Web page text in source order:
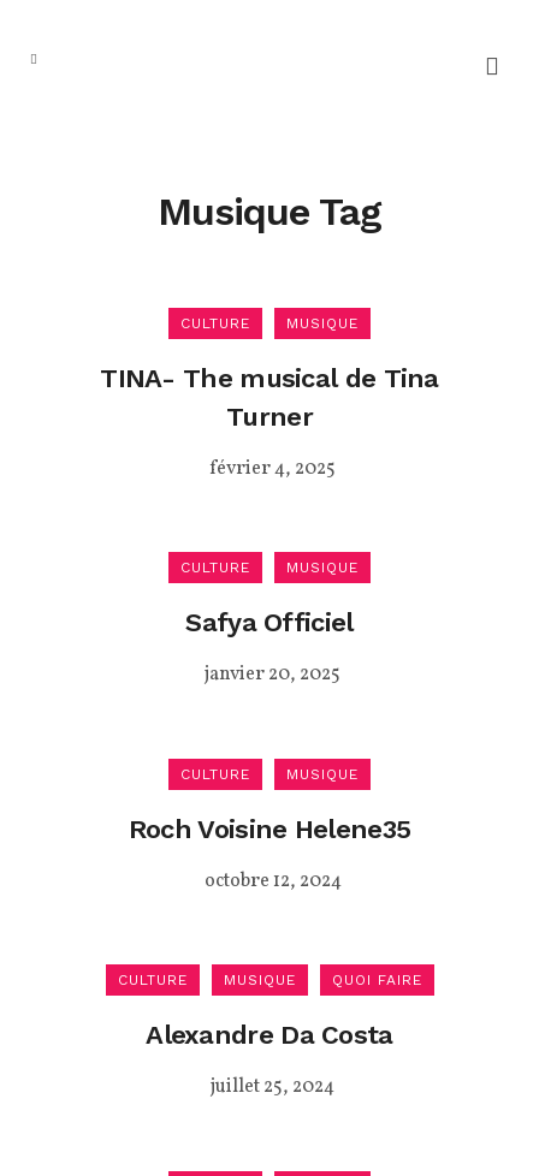
Musique Tag
CULTURE MUSIQUE
TINA- The musical de Tina
Turner
février 4, 2025
CULTURE MUSIQUE
Safya Officiel
janvier 20, 2025
CULTURE MUSIQUE
Roch Voisine Helene35
octobre 12, 2024
CULTURE MUSIQUE QUOI FAIRE
Alexandre Da Costa
juillet 25, 2024